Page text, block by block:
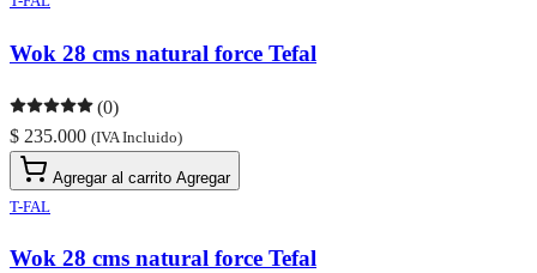
Wok 28 cms natural force Tefal
(0)
$ 235.000 (IVA Incluido)
Agregar al carrito Agregar
T-FAL
Wok 28 cms natural force Tefal